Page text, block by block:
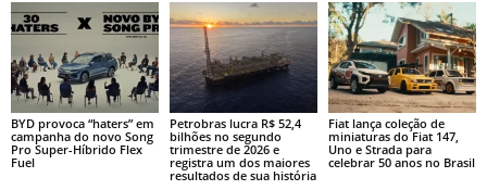
BYD provoca “haters” em
campanha do novo Song
Pro Super-Híbrido Flex
Fuel
Petrobras lucra R$ 52,4
bilhões no segundo
trimestre de 2026 e
registra um dos maiores
resultados de sua história
Fiat lança coleção de
miniaturas do Fiat 147,
Uno e Strada para
celebrar 50 anos no Brasil